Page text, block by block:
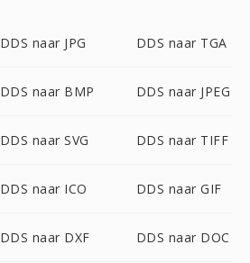
DDS naar JPG DDS naar TGA
DDS naar BMP DDS naar JPEG
DDS naar SVG DDS naar TIFF
DDS naar ICO DDS naar GIF
DDS naar DXF DDS naar DOC